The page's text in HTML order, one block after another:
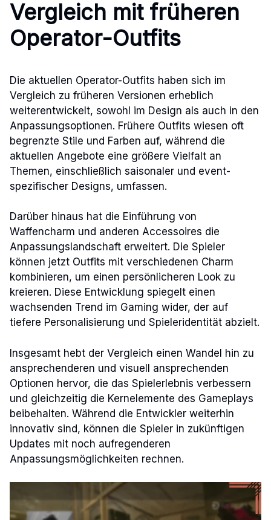
Vergleich mit früheren
Operator-Outfits
Die aktuellen Operator-Outfits haben sich im
Vergleich zu früheren Versionen erheblich
weiterentwickelt, sowohl im Design als auch in den
Anpassungsoptionen. Frühere Outfits wiesen oft
begrenzte Stile und Farben auf, während die
aktuellen Angebote eine größere Vielfalt an
Themen, einschließlich saisonaler und event-
spezifischer Designs, umfassen.
Darüber hinaus hat die Einführung von
Waffencharm und anderen Accessoires die
Anpassungslandschaft erweitert. Die Spieler
können jetzt Outfits mit verschiedenen Charm
kombinieren, um einen persönlicheren Look zu
kreieren. Diese Entwicklung spiegelt einen
wachsenden Trend im Gaming wider, der auf
tiefere Personalisierung und Spieleridentität abzielt.
Insgesamt hebt der Vergleich einen Wandel hin zu
ansprechenderen und visuell ansprechenden
Optionen hervor, die das Spielerlebnis verbessern
und gleichzeitig die Kernelemente des Gameplays
beibehalten. Während die Entwickler weiterhin
innovativ sind, können die Spieler in zukünftigen
Updates mit noch aufregenderen
Anpassungsmöglichkeiten rechnen.